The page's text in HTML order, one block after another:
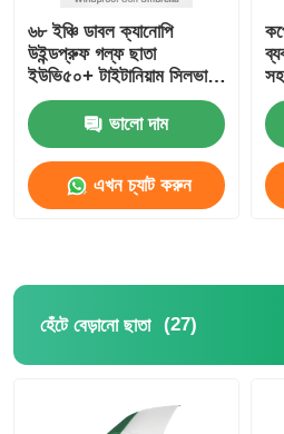
৬৮ ইঞ্চি ডাবল ক্যানোপি
উইন্ডপ্রুফ গল্ফ ছাতা
ইউভি৫০+ টাইটানিয়াম সিলভার
ফ্যাব্রিক এবং ১০০ কিলোমিটার/
ঘন্টা বায়ু প্রতিরোধের সাথে
ভালো দাম
এখন চ্যাট করুন
হেঁটে বেড়ানো ছাতা (27)